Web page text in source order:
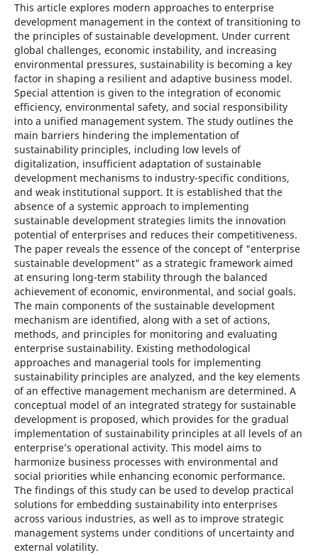
This article explores modern approaches to enterprise
development management in the context of transitioning to
the principles of sustainable development. Under current
global challenges, economic instability, and increasing
environmental pressures, sustainability is becoming a key
factor in shaping a resilient and adaptive business model.
Special attention is given to the integration of economic
efficiency, environmental safety, and social responsibility
into a unified management system. The study outlines the
main barriers hindering the implementation of
sustainability principles, including low levels of
digitalization, insufficient adaptation of sustainable
development mechanisms to industry-specific conditions,
and weak institutional support. It is established that the
absence of a systemic approach to implementing
sustainable development strategies limits the innovation
potential of enterprises and reduces their competitiveness.
The paper reveals the essence of the concept of "enterprise
sustainable development" as a strategic framework aimed
at ensuring long-term stability through the balanced
achievement of economic, environmental, and social goals.
The main components of the sustainable development
mechanism are identified, along with a set of actions,
methods, and principles for monitoring and evaluating
enterprise sustainability. Existing methodological
approaches and managerial tools for implementing
sustainability principles are analyzed, and the key elements
of an effective management mechanism are determined. A
conceptual model of an integrated strategy for sustainable
development is proposed, which provides for the gradual
implementation of sustainability principles at all levels of an
enterprise’s operational activity. This model aims to
harmonize business processes with environmental and
social priorities while enhancing economic performance.
The findings of this study can be used to develop practical
solutions for embedding sustainability into enterprises
across various industries, as well as to improve strategic
management systems under conditions of uncertainty and
external volatility.